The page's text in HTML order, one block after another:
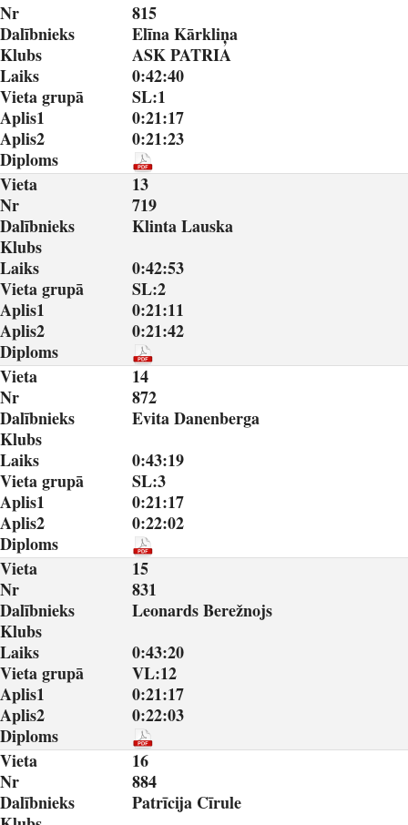
Nr
815
Dalībnieks
Elīna Kārkliņa
Klubs
ASK PATRIA
Laiks
0:42:40
Vieta grupā
SL:1
Aplis1
0:21:17
Aplis2
0:21:23
Diploms
Vieta
13
Nr
719
Dalībnieks
Klinta Lauska
Klubs
Laiks
0:42:53
Vieta grupā
SL:2
Aplis1
0:21:11
Aplis2
0:21:42
Diploms
Vieta
14
Nr
872
Dalībnieks
Evita Danenberga
Klubs
Laiks
0:43:19
Vieta grupā
SL:3
Aplis1
0:21:17
Aplis2
0:22:02
Diploms
Vieta
15
Nr
831
Dalībnieks
Leonards Berežnojs
Klubs
Laiks
0:43:20
Vieta grupā
VL:12
Aplis1
0:21:17
Aplis2
0:22:03
Diploms
Vieta
16
Nr
884
Dalībnieks
Patrīcija Cīrule